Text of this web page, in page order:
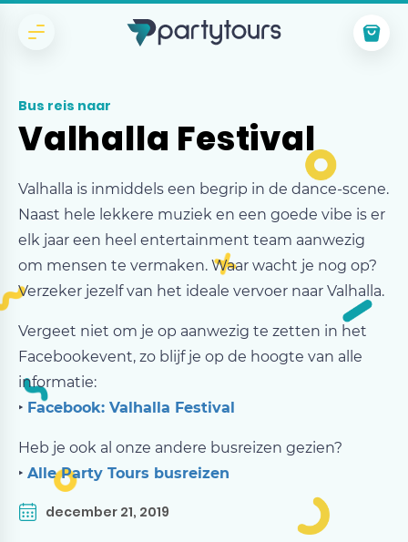
Bus reis naar
Valhalla Festival
Valhalla is inmiddels een begrip in de dance-scene.
Naast hele lekkere muziek en een goede vibe is er
elk jaar een heel entertainment team aanwezig
om mensen te vermaken. Waar wacht je nog op?
Verzeker jezelf van het ideale vervoer naar Valhalla.
Vergeet niet om je op aanwezig te zetten in het
Facebookevent, zo blijf je op de hoogte van alle
informatie:
‣ Facebook: Valhalla Festival
Heb je ook al onze andere busreizen gezien?
‣ Alle Party Tours busreizen
december 21, 2019